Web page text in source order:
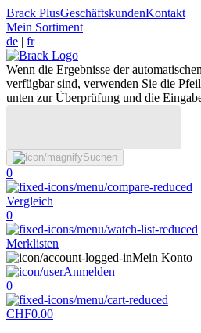
Brack PlusGeschäftskundenKontakt
Mein Sortiment
de | fr
Wenn die Ergebnisse der
verfügbar sind, verwenden Sie die
unten zur Überprüfung und die
Suchen
0
Vergleich
0
Merklisten
Mein Konto
Anmelden
0
CHF0.00